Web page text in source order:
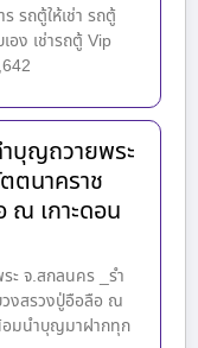
รถตู้ให้เช่า รถตู้
อง เช่ารถตู้ Vip
บุญถวายพระ
ตนาคราช
ณ เกาะดอน
จ.สกลนคร _รำ
งสรวงปู่อือลือ ณ
อมนำบุญมาฝากทุก